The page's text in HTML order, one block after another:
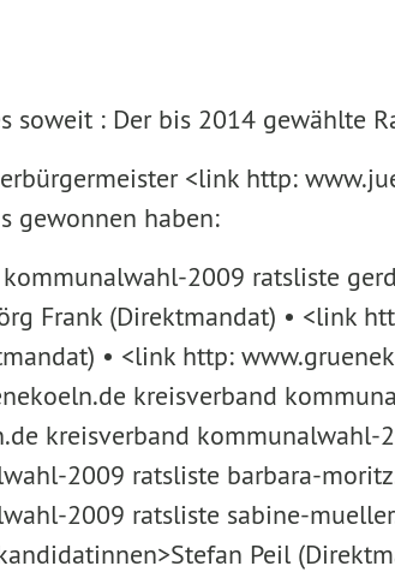
soweit : Der bis 2014 gewählte
<link http:
gewonnen haben:
2009 ratsliste
Frank (Direktmandat) • <link
• <link http:
kreisverband
kreisverband
2009 ratsliste barbara-
2009 ratsliste sabine-
Peil